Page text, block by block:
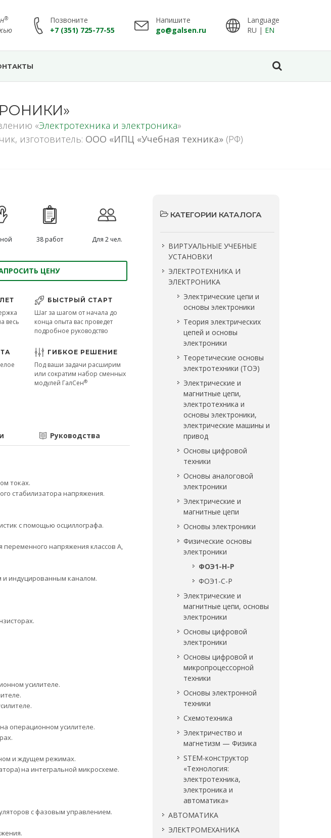
®
Позвоните
+7 (351) 725-77-55
Напишите
go@galsen.ru
Language
RU | EN
«Электротехника и электроника»
изготовитель: ООО «ИПЦ «Учебная техника» (РФ)
38 работ Для 2 чел.
ЦЕНУ
весь
БЫСТРЫЙ СТАРТ
Шаг за шагом от начала до
конца опыта вас проведет
подробное руководство
ГИБКОЕ РЕШЕНИЕ
Под ваши задачи расширим
или сократим набор сменных
модулей ГалСен®
Руководства
токах.
стабилизатора напряжения.
с помощью осциллографа.
напряжения классов A,
и индуцированным каналом.
усилителе.
операционном усилителе.
и ждущем режимах.
на интегральной микросхеме.
с фазовым управлением.
КАТЕГОРИИ КАТАЛОГА
ВИРТУАЛЬНЫЕ УЧЕБНЫЕ
УСТАНОВКИ
ЭЛЕКТРОТЕХНИКА И
ЭЛЕКТРОНИКА
Электрические цепи и
основы электроники
Теория электрических
цепей и основы
электроники
Теоретические основы
электротехники (ТОЭ)
Электрические и
магнитные цепи,
электротехника и
основы электроники,
электрические машины и
привод
Основы цифровой
техники
Основы аналоговой
электроники
Электрические и
магнитные цепи
Основы электроники
Физические основы
электроники
ФОЭ1-Н-Р
ФОЭ1-С-Р
Электрические и
магнитные цепи, основы
электроники
Основы цифровой
электроники
Основы цифровой и
микропроцессорной
техники
Основы электронной
техники
Схемотехника
Электричество и
магнетизм — Физика
STEM-конструктор
«Технология:
электротехника,
электроника и
автоматика»
АВТОМАТИКА
ЭЛЕКТРОМЕХАНИКА